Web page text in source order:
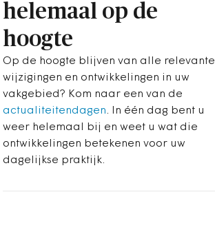
helemaal op de
hoogte
Op de hoogte blijven van alle relevante
wijzigingen en ontwikkelingen in uw
vakgebied? Kom naar een van de
actualiteitendagen. In één dag bent u
weer helemaal bij en weet u wat die
ontwikkelingen betekenen voor uw
dagelijkse praktijk.